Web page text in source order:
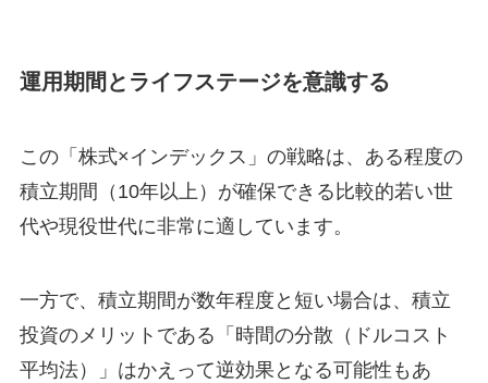
運用期間とライフステージを意識する
この「株式×インデックス」の戦略は、ある程度の
積立期間（10年以上）が確保できる比較的若い世
代や現役世代に非常に適しています。
一方で、積立期間が数年程度と短い場合は、積立
投資のメリットである「時間の分散（ドルコスト
平均法）」はかえって逆効果となる可能性もあ